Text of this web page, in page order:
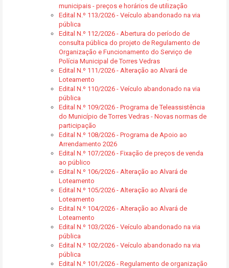
municipais - preços e horários de utilização
Edital N.º 113/2026 - Veículo abandonado na via
pública
Edital N.º 112/2026 - Abertura do período de
consulta pública do projeto de Regulamento de
Organização e Funcionamento do Serviço de
Polícia Municipal de Torres Vedras
Edital N.º 111/2026 - Alteração ao Alvará de
Loteamento
Edital N.º 110/2026 - Veículo abandonado na via
pública
Edital N.º 109/2026 - Programa de Teleassistência
do Município de Torres Vedras - Novas normas de
participação
Edital N.º 108/2026 - Programa de Apoio ao
Arrendamento 2026
Edital N.º 107/2026 - Fixação de preços de venda
ao público
Edital N.º 106/2026 - Alteração ao Alvará de
Loteamento
Edital N.º 105/2026 - Alteração ao Alvará de
Loteamento
Edital N.º 104/2026 - Alteração ao Alvará de
Loteamento
Edital N.º 103/2026 - Veículo abandonado na via
pública
Edital N.º 102/2026 - Veículo abandonado na via
pública
Edital N.º 101/2026 - Regulamento de organização